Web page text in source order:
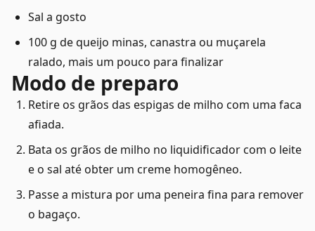
Sal a gosto
100 g de queijo minas, canastra ou muçarela
ralado, mais um pouco para finalizar
Modo de preparo
Retire os grãos das espigas de milho com uma faca
afiada.
Bata os grãos de milho no liquidificador com o leite
e o sal até obter um creme homogêneo.
Passe a mistura por uma peneira fina para remover
o bagaço.